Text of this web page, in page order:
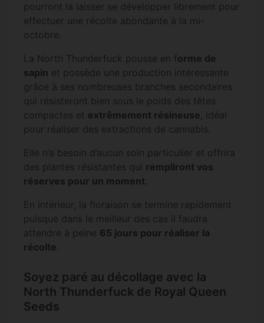
pourront la laisser se développer librement pour
effectuer une récolte abondante à la mi-
octobre.
La North Thunderfuck pousse en forme de
sapin et possède une production intéressante
grâce à ses nombreuses branches secondaires
qui résisteront bien sous le poids des têtes
compactes et extrêmement résineuse, idéal
pour réaliser des extractions de cannabis.
Elle n’a besoin d’aucun soin particulier et offrira
des plantes résistantes qui rempliront vos
réserves pour un moment.
En intérieur, la floraison se termine rapidement
puisque dans le meilleur des cas il faudra
attendre à peine 65 jours pour réaliser la
récolte.
Soyez paré au décollage avec la
North Thunderfuck de Royal Queen
Seeds